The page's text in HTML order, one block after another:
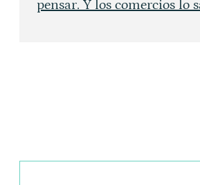
pensar. Y los comercios lo